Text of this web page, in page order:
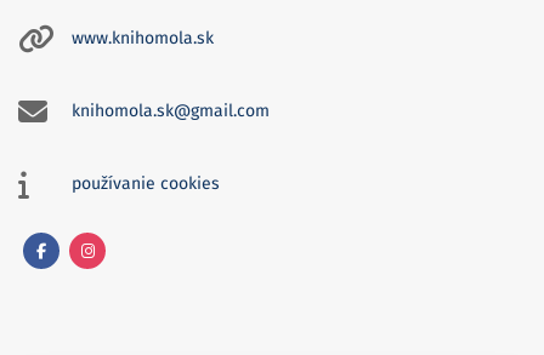
www.knihomola.sk
knihomola.sk@gmail.com
používanie cookies